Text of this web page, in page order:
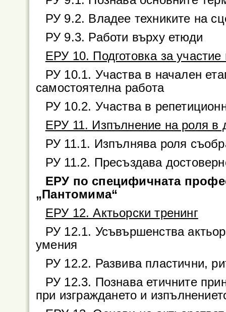
РУ 9.2. Владее техниките на
РУ 9.3. Работи върху етюди
ЕРУ 10. Подготовка за
РУ 10.1. Участва в начален
самостоятелна работа
РУ 10.2. Участва в
ЕРУ 11. Изпълнение на роля в
РУ 11.1. Изпълнява роля
РУ 11.2. Пресъздава
ЕРУ по специфичната
„Пантомима“
ЕРУ 12. Актьорски тренинг
РУ 12.1. Усъвършенства
умения
РУ 12.2. Развива пластични,
РУ 12.3. Познава етичните
при изграждането и